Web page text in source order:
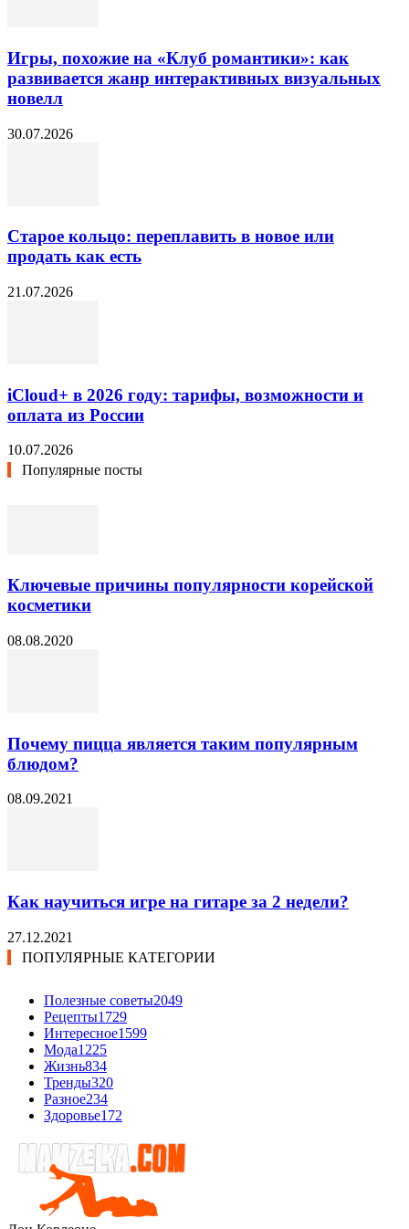
Игры, похожие на «Клуб романтики»: как
развивается жанр интерактивных визуальных
новелл
30.07.2026
Старое кольцо: переплавить в новое или
продать как есть
21.07.2026
iCloud+ в 2026 году: тарифы, возможности и
оплата из России
10.07.2026
Популярные посты
Ключевые причины популярности корейской
косметики
08.08.2020
Почему пицца является таким популярным
блюдом?
08.09.2021
Как научиться игре на гитаре за 2 недели?
27.12.2021
ПОПУЛЯРНЫЕ КАТЕГОРИИ
Полезные советы2049
Рецепты1729
Интересное1599
Мода1225
Жизнь834
Тренды320
Разное234
Здоровье172